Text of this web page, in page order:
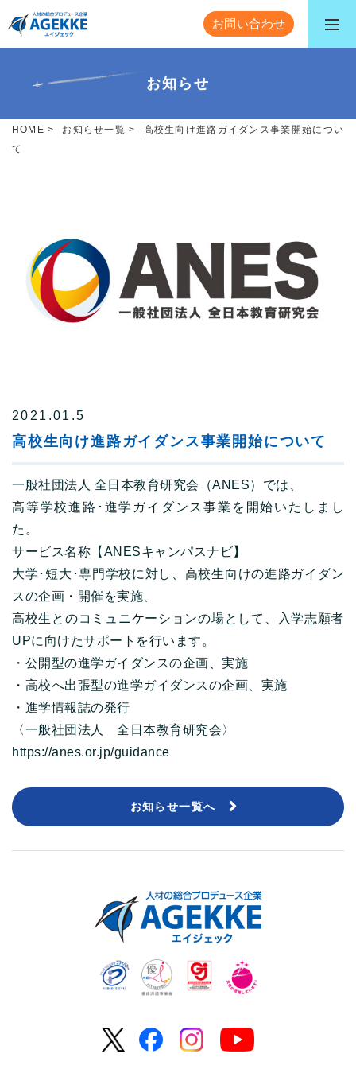
お問い合わせ
お知らせ
HOME > お知らせ一覧 >
高校生向け進路ガイダンス事業開始につい
て
2021.01.5
高校生向け進路ガイダンス事業開始について
一般社団法人 全日本教育研究会（ANES）では、
高等学校進路･進学ガイダンス事業を開始いたしまし
た。
サービス名称【ANESキャンパスナビ】
大学･短大･専門学校に対し、高校生向けの進路ガイダン
スの企画・開催を実施、
高校生とのコミュニケーションの場として、入学志願者
UPに向けたサポートを行います。
・公開型の進学ガイダンスの企画、実施
・高校へ出張型の進学ガイダンスの企画、実施
・進学情報誌の発行
〈一般社団法人 全日本教育研究会〉
https://anes.or.jp/guidance
お知らせ一覧へ